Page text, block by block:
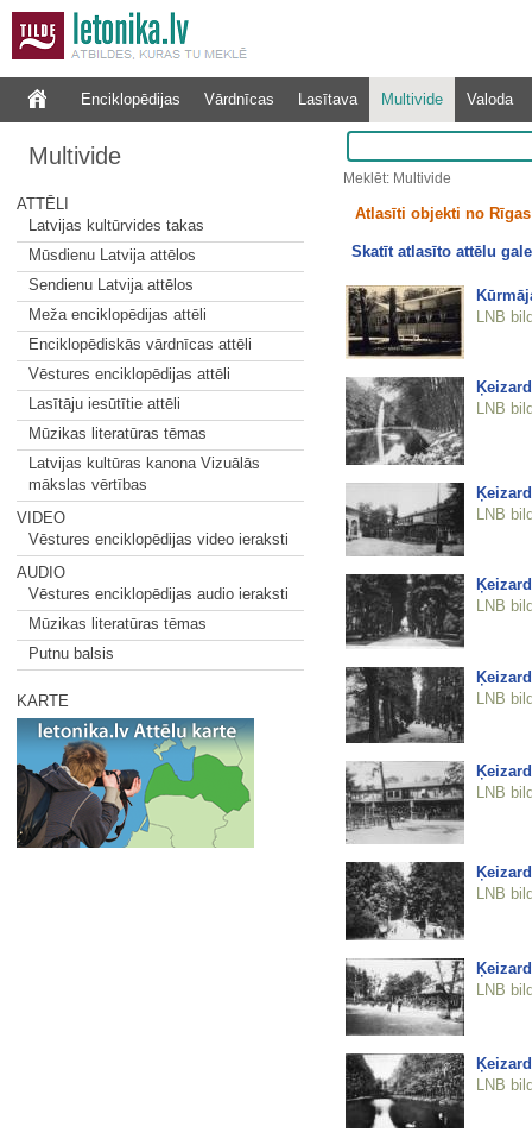
Enciklopēdijas Vārdnīcas Lasītava Multivide Valoda
Multivide
ATTĒLI
Latvijas kultūrvides takas
Mūsdienu Latvija attēlos
Sendienu Latvija attēlos
Meža enciklopēdijas attēli
Enciklopēdiskās vārdnīcas attēli
Vēstures enciklopēdijas attēli
Lasītāju iesūtītie attēli
Mūzikas literatūras tēmas
Latvijas kultūras kanona Vizuālās
mākslas vērtības
VIDEO
Vēstures enciklopēdijas video ieraksti
AUDIO
Vēstures enciklopēdijas audio ieraksti
Mūzikas literatūras tēmas
Putnu balsis
KARTE
Meklēt: Multivide
Atlasīti objekti no
Skatīt atlasīto attēlu
LNB
LNB
LNB
LNB
LNB
LNB
LNB
LNB
LNB